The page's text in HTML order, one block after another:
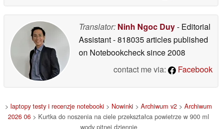
Translator: Ninh Ngoc Duy- Editorial
Assistant- 818035 articles published
on Notebookchecksince 2008
contact me via:
Facebook
> laptopy testy i recenzje notebooki > Nowinki > Archiwum v2 > Archiwum
2026 06 > Kurtka do noszenia na ciele przekształca powietrze w 900 ml
wody pitnej dziennie